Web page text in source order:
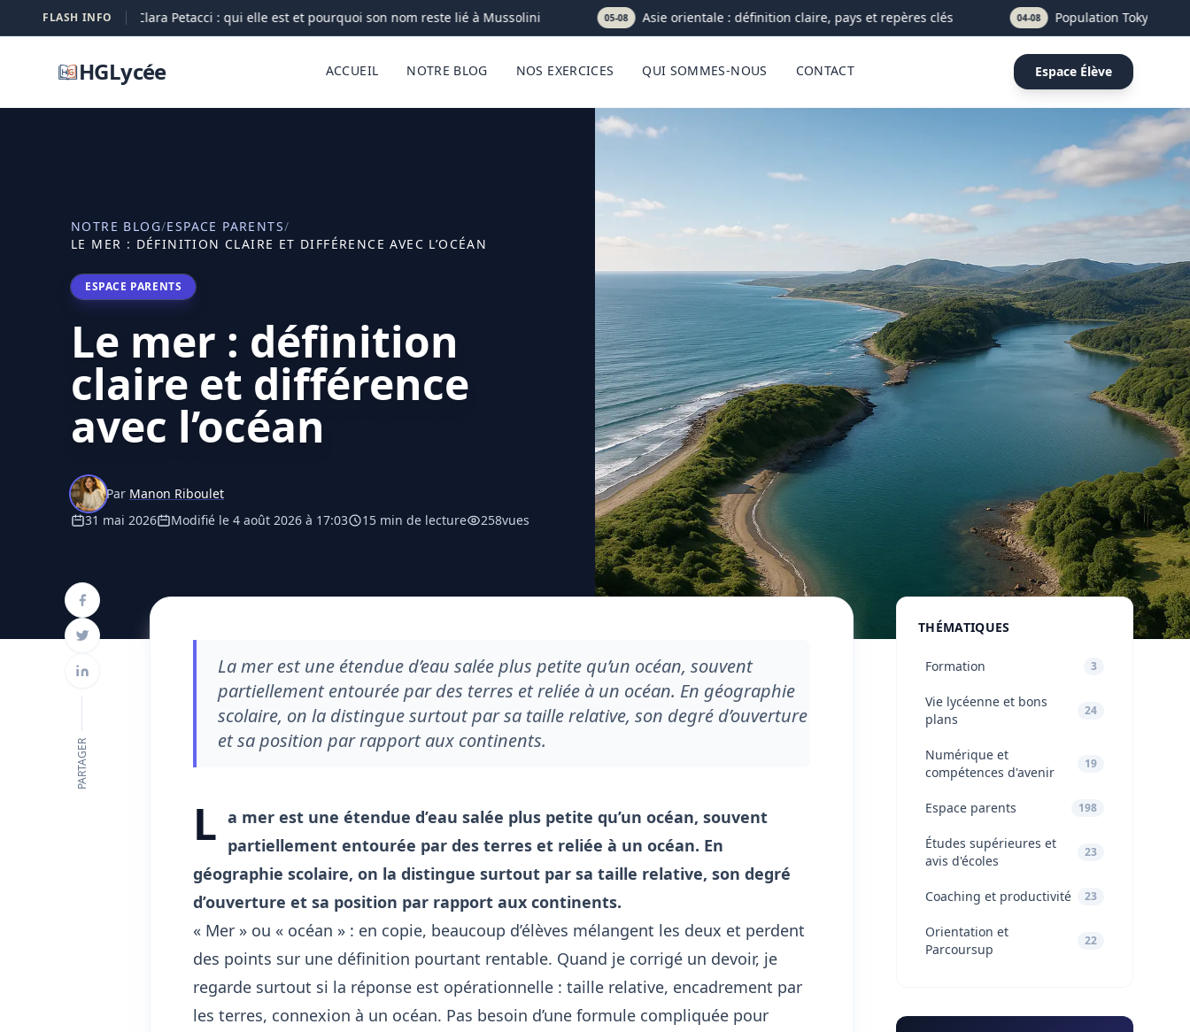
FLASH INFO
07-08 Clara Petacci : qui elle est et pourquoi son nom reste lié à Mussolini 05-08 Asie orientale : définition claire, pays et repères clés 04-08 Population Tokyo : 14,
HGLycée ACCUEIL NOTRE BLOG NOS EXERCICES QUI SOMMES-NOUS CONTACT Espace Élève
NOTRE BLOG/ESPACE PARENTS/
LE MER : DÉFINITION CLAIRE ET DIFFÉRENCE AVEC L’OCÉAN
ESPACE PARENTS
Le mer : définition
claire et différence
avec l’océan
Par Manon Riboulet
31 mai 2026
Modifié le 4 août 2026 à 17:03 15 min de lecture 258vues
PARTAGER
La mer est une étendue d’eau salée plus petite qu’un océan, souvent
partiellement entourée par des terres et reliée à un océan. En géographie
scolaire, on la distingue surtout par sa taille relative, son degré d’ouverture
et sa position par rapport aux continents.
L a mer est une étendue d’eau salée plus petite qu’un océan, souvent
partiellement entourée par des terres et reliée à un océan. En
géographie scolaire, on la distingue surtout par sa taille relative, son degré
d’ouverture et sa position par rapport aux continents.
« Mer » ou « océan » : en copie, beaucoup d’élèves mélangent les deux et perdent
des points sur une définition pourtant rentable. Quand je corrigé un devoir, je
regarde surtout si la réponse est opérationnelle : taille relative, encadrement par
les terres, connexion à un océan. Pas besoin d’une formule compliquée pour
THÉMATIQUES
Formation 3
Vie lycéenne et bons
plans
24
Numérique et
compétences d'avenir
19
Espace parents 198
Études supérieures et
avis d'écoles
23
Coaching et productivité 23
Orientation et
Parcoursup
22